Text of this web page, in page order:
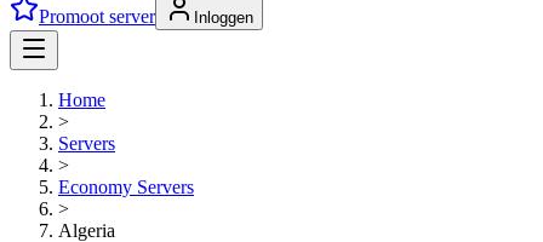
Promoot server Inloggen
Home
>
Servers
>
Economy Servers
>
Algeria